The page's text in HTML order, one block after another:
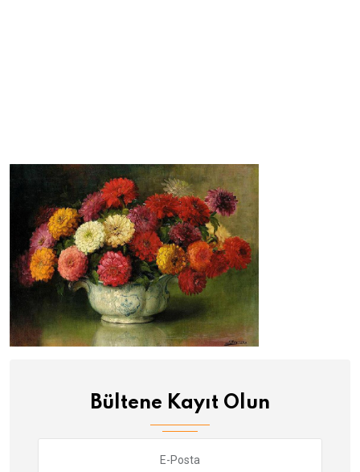
Bültene Kayıt Olun